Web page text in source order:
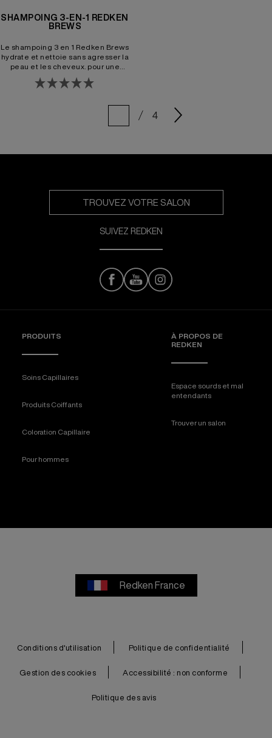
SHAMPOING 3-EN-1 REDKEN
BREWS
Le shampoing 3 en 1 Redken Brews
hydrate et nettoie sans agresser la
peau et les cheveux. pour une
fraîcheur immédiate de la tête aux
pieds. Sa Formule non-asséchante
conditionner et gel douche pour
produit tout en un parfait pour la
4
TROUVEZ VOTRE SALON
SUIVEZ REDKEN
PRODUITS
Soins Capillaires
Produits Coiffants
Coloration Capillaire
Pour hommes
À PROPOS DE
REDKEN
Espace sourds et mal
entendants
Trouver un salon
Redken France
Conditions d'utilisation Politique de confidentialité
Gestion des cookies Accessibilité : non conforme
Politique des avis